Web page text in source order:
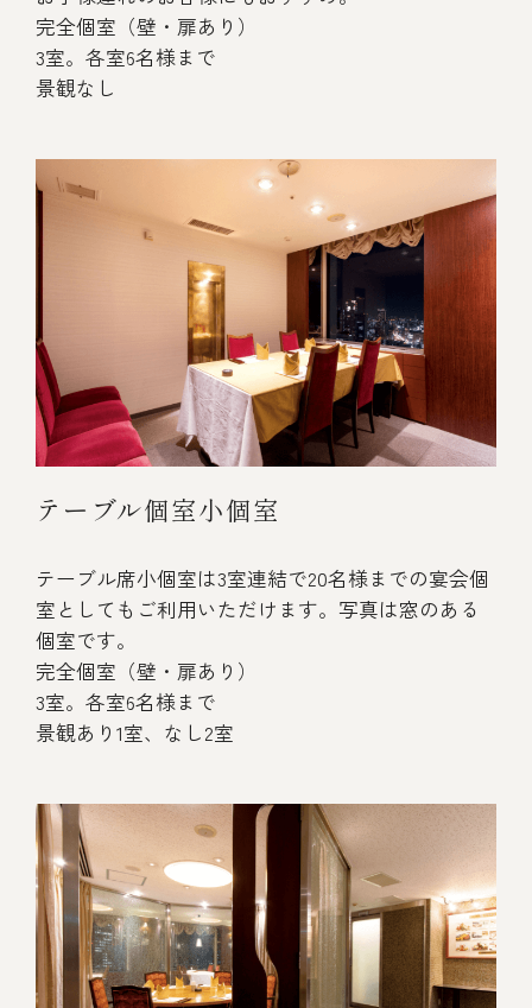
完全個室（壁・扉あり）
3室。各室6名様まで
景観なし
テーブル個室小個室
テーブル席小個室は3室連結で20名様までの宴会個
室としてもご利用いただけます。写真は窓のある
個室です。
完全個室（壁・扉あり）
3室。各室6名様まで
景観あり1室、なし2室